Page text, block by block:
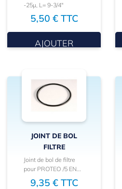
-25µ, L= 9-3/4"
5,50 € TTC
AJOUTER
JOINT DE BOL
FILTRE
Joint de bol de filtre
pour PROTEO /5 EN...
9,35 € TTC